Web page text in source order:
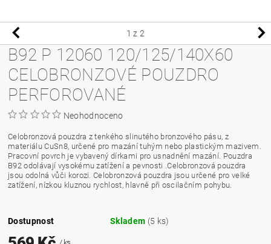
1 z 2
B92 P 12060 120/125/140X60
CELOBRONZOVÉ POUZDRO
PERFOROVANÉ
Neohodnoceno
Celobronzová pouzdra z tenkého slinutého bronzového pásu, z
materiálu CuSn8, určené pro mazání tuhým nebo plastickým mazivem.
Pracovní povrch je vybavený dírkami pro usnadnění mazání. Pouzdra
B92 odolávají vysokému zatížení a pevnosti .Celobronzová pouzdra
jsou odolná vůči korozi. Celobronzová pouzdra jsou určené pro velké
zatížení, nízkou kluznou rychlost, hlavně při oscilačním pohybu.
Dostupnost Skladem (5 ks)
/ ks